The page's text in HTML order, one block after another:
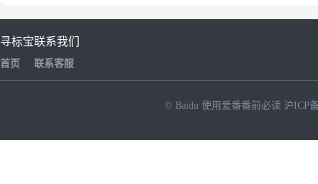
寻标宝
首页
联系我们
联系客服
© Baidu 使用爱番番前必读 沪ICP